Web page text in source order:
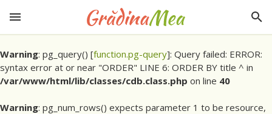
Warning: pg_query() [function.pg-query]: Query failed: ERROR:
syntax error at or near "ORDER" LINE 6: ORDER BY title ^ in
/var/www/html/lib/classes/cdb.class.php on line 40
Warning: pg_num_rows() expects parameter 1 to be resource,